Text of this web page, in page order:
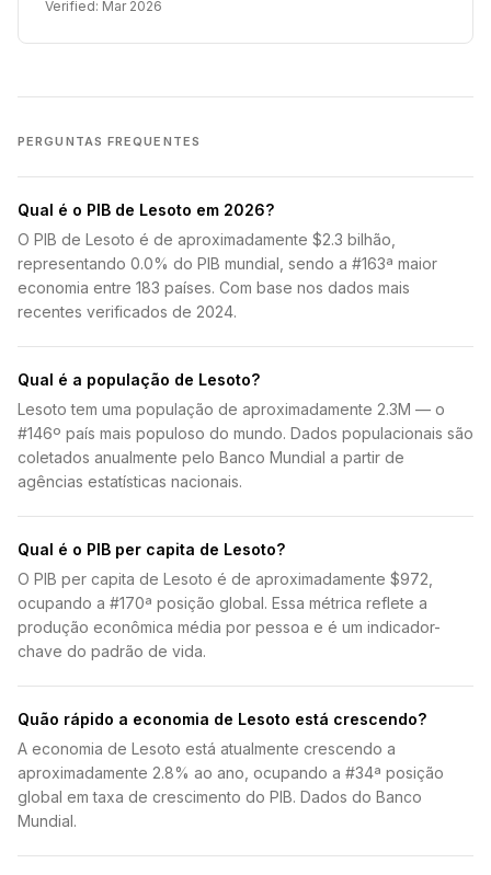
Verified: Mar 2026
PERGUNTAS FREQUENTES
Qual é o PIB de Lesoto em 2026?
O PIB de Lesoto é de aproximadamente $2.3 bilhão,
representando 0.0% do PIB mundial, sendo a #163ª maior
economia entre 183 países. Com base nos dados mais
recentes verificados de 2024.
Qual é a população de Lesoto?
Lesoto tem uma população de aproximadamente 2.3M — o
#146º país mais populoso do mundo. Dados populacionais são
coletados anualmente pelo Banco Mundial a partir de
agências estatísticas nacionais.
Qual é o PIB per capita de Lesoto?
O PIB per capita de Lesoto é de aproximadamente $972,
ocupando a #170ª posição global. Essa métrica reflete a
produção econômica média por pessoa e é um indicador-
chave do padrão de vida.
Quão rápido a economia de Lesoto está crescendo?
A economia de Lesoto está atualmente crescendo a
aproximadamente 2.8% ao ano, ocupando a #34ª posição
global em taxa de crescimento do PIB. Dados do Banco
Mundial.